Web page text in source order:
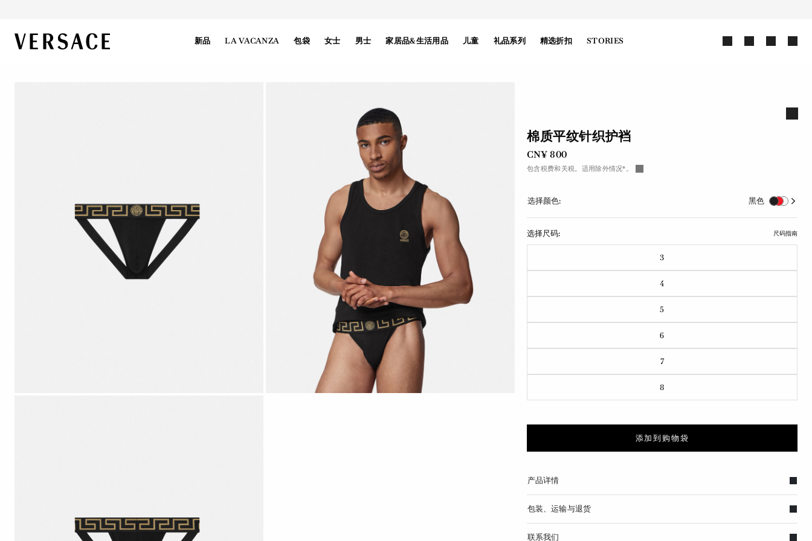
VERSACE | 主页 新品 LA VACANZA 包袋 女士 男士 家居品&生活用品 儿童 礼品系列 精选折扣 STORIES
棉质平纹针织护裆
CN¥ 800
包含税费和关税。适用除外情况*。
选择颜色: 黑色
选择尺码: 尺码指南
3
4
5
6
7
8
添加到购物袋
产品详情
包装、运输与退货
联系我们